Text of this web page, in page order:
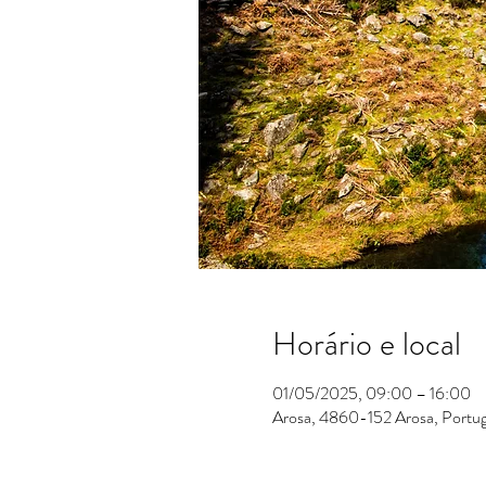
Horário e local
01/05/2025, 09:00 – 16:00
Arosa, 4860-152 Arosa,